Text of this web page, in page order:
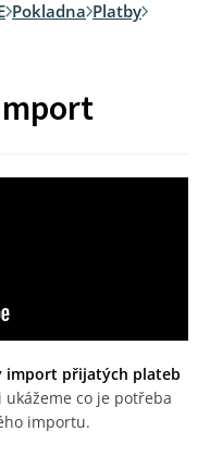
Pokladna Platby
import přijatých plateb
ukážeme co je potřeba
importu.